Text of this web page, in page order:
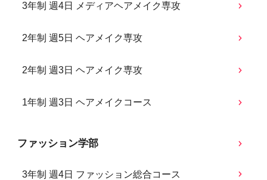
3年制 週4日 メディアヘアメイク専攻
2年制 週5日 ヘアメイク専攻
2年制 週3日 ヘアメイク専攻
1年制 週3日 ヘアメイクコース
ファッション学部
3年制 週4日 ファッション総合コース